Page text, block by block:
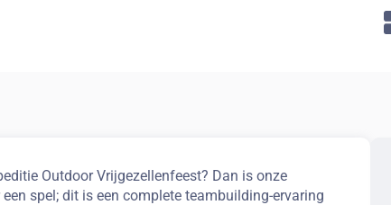
Outdoor Vrijgezellenfeest? Dan is onze
spel; dit is een complete teambuilding-ervaring